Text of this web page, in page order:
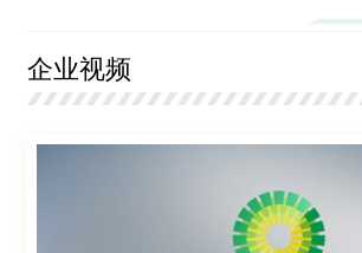
企业视频